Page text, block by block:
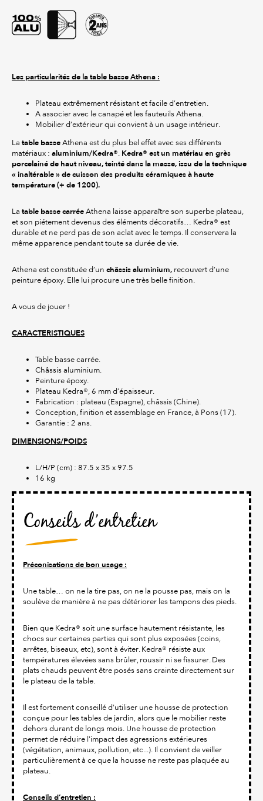
Les particularités de la table basse Athena :
Plateau extrêmement résistant et facile d’entretien.
A associer avec le canapé et les fauteuils Athena.
Mobilier d’extérieur qui convient à un usage intérieur.
La table basse Athena est du plus bel effet avec ses différents
matériaux : aluminium/Kedra®. Kedra® est un matériau en grès
porcelainé de haut niveau, teinté dans la masse, issu de la technique
« inaltérable » de cuisson des produits céramiques à haute
température (+ de 1200).
La table basse carrée Athena laisse apparaître son superbe plateau,
et son piétement devenus des éléments décoratifs… Kedra® est
durable et ne perd pas de son aclat avec le temps. Il conservera la
même apparence pendant toute sa durée de vie.
Athena est constituée d’un châssis aluminium, recouvert d’une
peinture époxy. Elle lui procure une très belle finition.
A vous de jouer !
CARACTERISTIQUES
Table basse carrée.
Châssis aluminium.
Peinture époxy.
Plateau Kedra®, 6 mm d’épaisseur.
Fabrication : plateau (Espagne), châssis (Chine).
Conception, finition et assemblage en France, à Pons (17).
Garantie : 2 ans.
DIMENSIONS/POIDS
L/H/P (cm) : 87.5 x 35 x 97.5
16 kg
Conseils d’entretien
Préconisations de bon usage :
Une table… on ne la tire pas, on ne la pousse pas, mais on la
soulève de manière à ne pas détériorer les tampons des pieds.
Bien que Kedra® soit une surface hautement résistante, les
chocs sur certaines parties qui sont plus exposées (coins,
arrêtes, biseaux, etc), sont à éviter. Kedra® résiste aux
températures élevées sans brûler, roussir ni se fissurer. Des
plats chauds peuvent être posés sans crainte directement sur
le plateau de la table.
Il est fortement conseillé d'utiliser une housse de protection
conçue pour les tables de jardin, alors que le mobilier reste
dehors durant de longs mois. Une housse de protection
permet de réduire l'impact des agressions extérieures
(végétation, animaux, pollution, etc...). Il convient de veiller
particulièrement à ce que la housse ne reste pas plaquée au
plateau.
Conseils d’entretien :